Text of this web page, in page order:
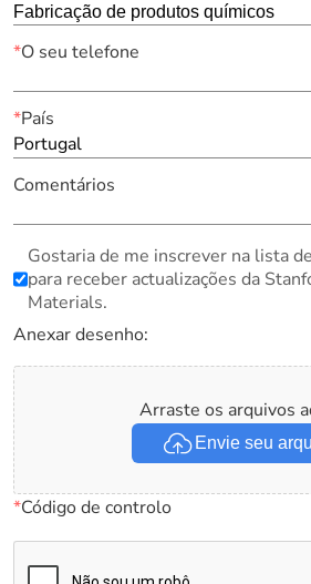
*O seu telefone
*País
Portugal
Comentários
Gostaria de me inscrever na lista
para receber actualizações da
Materials.
Anexar desenho:
Arraste os arquivos
Envie seu
*Código de controlo